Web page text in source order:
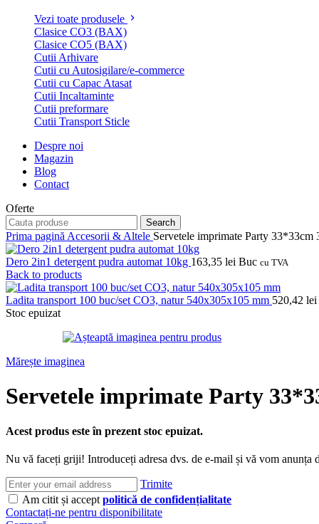
Vezi toate produsele
Clasice CO3 (BAX)
Clasice CO5 (BAX)
Cutii Arhivare
Cutii cu Autosigilare/e-commerce
Cutii cu Capac Atasat
Cutii Incaltaminte
Cutii preformare
Cutii Transport Sticle
Despre noi
Magazin
Blog
Contact
Oferte
Search
Prima pagină Accesorii & Altele Servetele imprimate Party 33*33cm
Dero 2in1 detergent pudra automat 10kg 163,35 lei Buc cu TVA
Back to products
Ladita transport 100 buc/set CO3, natur 540x305x105 mm 520,42 lei
Stoc epuizat
Mărește imaginea
Servetele imprimate Party
Acest produs este în prezent stoc epuizat.
Nu vă faceți griji! Introduceți adresa dvs. de e-mail și vă vom anunța
Trimite
Am citit și accept politică de confidențialitate
Contactați-ne pentru disponibilitate